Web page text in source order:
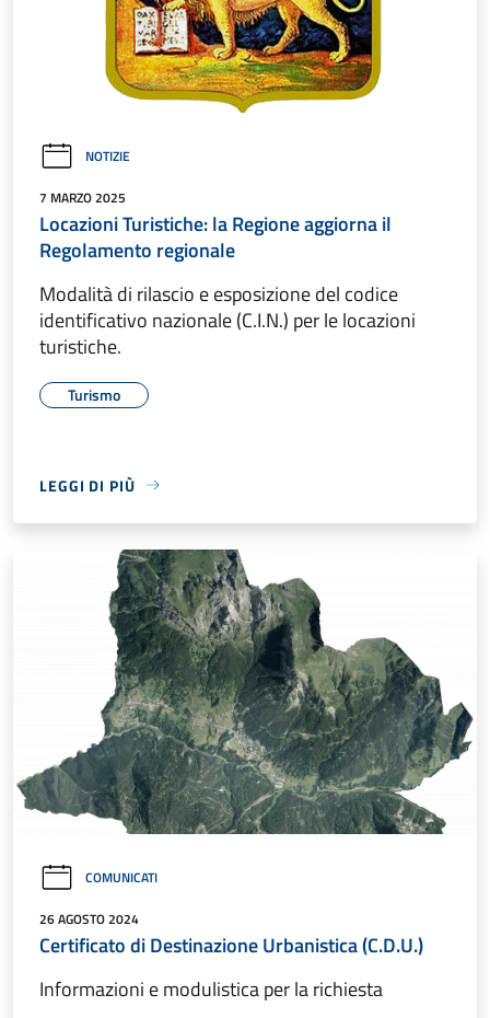
NOTIZIE
7 MARZO 2025
Locazioni Turistiche: la Regione aggiorna il
Regolamento regionale
Modalità di rilascio e esposizione del codice
identificativo nazionale (C.I.N.) per le locazioni
turistiche.
Turismo
LEGGI DI PIÙ
COMUNICATI
26 AGOSTO 2024
Certificato di Destinazione Urbanistica (C.D.U.)
Informazioni e modulistica per la richiesta